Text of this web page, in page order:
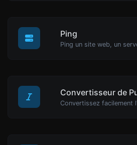
Ping
Ping un site web, un
Convertisseur de